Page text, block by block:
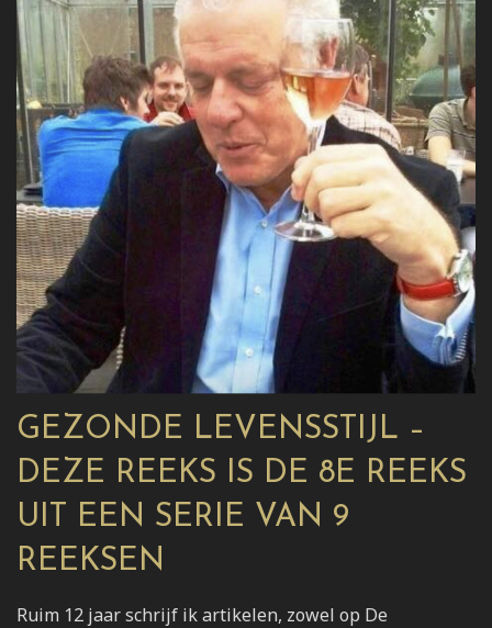
GEZONDE LEVENSSTIJL –
DEZE REEKS IS DE 8E REEKS
UIT EEN SERIE VAN 9
REEKSEN
Ruim 12 jaar schrijf ik artikelen, zowel op De